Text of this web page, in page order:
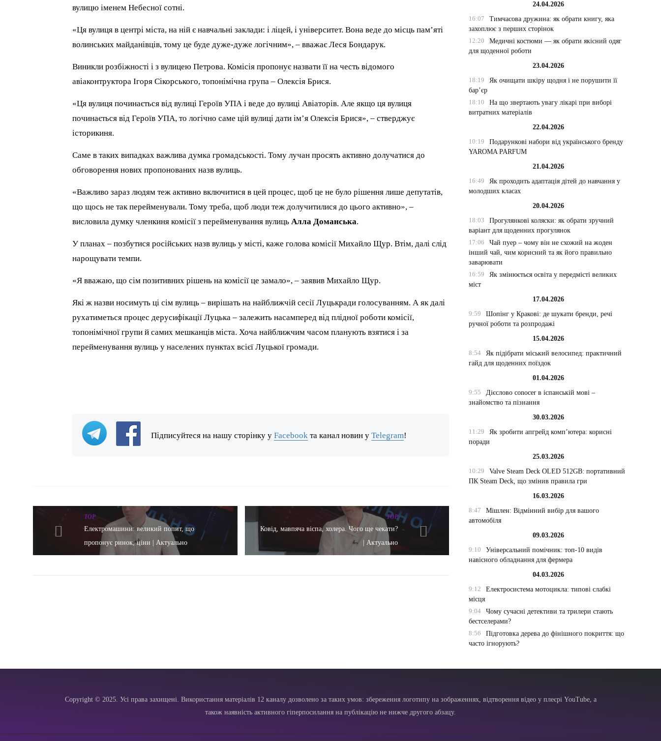
вулицю іменем Небесної сотні.
«Ця вулиця в центрі міста, на ній є навчальні заклади: і ліцей, і університет. Вона веде до місць пам’яті
волинських майданівців, тому це буде дуже-дуже логічним», – вважає Леся Бондарук.
Виникли розбіжності і з вулицею Петрова. Комісія пропонує назвати її на честь відомого
авіаконтруктора Ігоря Сікорського, топонімічна група – Олексія Брися.
«Ця вулиця починається від вулиці Героїв УПА і веде до вулиці Авіаторів. Але якщо ця вулиця
починається від Героїв УПА, то логічно саме цій вулиці дати ім’я Олексія Брися», – стверджує
історикиня.
Саме в таких випадках важлива думка громадськості. Тому лучан просять активно долучатися до
обговорення нових пропонованих назв вулиць.
«Важливо зараз людям теж активно включитися в цей процес, щоб це не було рішення лише депутатів,
що щось не так перейменували. Тому треба, щоб люди теж долучитилися до цього активно», –
висловила думку членкиня комісії з перейменування вулицьАлла Доманська.
У планах – позбутися російських назв вулиць у місті, каже голова комісії Михайло Щур. Втім, далі слід
нарощувати темпи.
«Я вважаю, що сім позитивних рішень на комісії це замало», – заявив Михайло Щур.
Які ж назви носимуть ці сім вулиць – вирішать на найближчій сесії Луцькради голосуванням. А як далі
рухатиметься процес дерусифікації Луцька – залежить насамперед від плідної роботи комісії,
топонімічної групи й самих мешканців міста. Хоча найближчим часом планують взятися і за
перейменування вулиць у населених пунктах всієї Луцької громади.
Підписуйтеся на нашу сторінку уFacebook та канал новин уTelegram!
TOP
Електромашини: великий попит, що
пропонує ринок, ціни | Актуально
TOP
Ковід, мавпяча віспа, холера. Чого ще чекати?
| Актуально
24.04.2026
16:07
Тимчасова дружина: як обрати книгу, яка
захоплює з перших сторінок
12:20
Медичні костюми — як обрати якісний одяг
для щоденної роботи
23.04.2026
18:19
Як очищати шкіру щодня і не порушити її
бар’єр
18:10
На що звертають увагу лікарі при виборі
витратних матеріалів
22.04.2026
10:19
Подарункові набори від українського бренду
YAROMA PARFUM
21.04.2026
16:49
Як проходить адаптація дітей до навчання у
молодших класах
20.04.2026
18:03
Прогулянкові коляски: як обрати зручний
варіант для щоденних прогулянок
17:06
Чай пуер – чому він не схожий на жоден
інший чай, чим корисний та як його правильно
заварювати
16:59
Як змінюється освіта у передмісті великих
міст
17.04.2026
9:59
Шопінг у Кракові: де шукати бренди, речі
ручної роботи та розпродажі
15.04.2026
8:54
Як підібрати міський велосипед: практичний
гайд для щоденних поїздок
01.04.2026
9:55
Дієслово conocer в іспанській мові –
знайомство та пізнання
30.03.2026
11:29
Як зробити апгрейд комп’ютера: корисні
поради
25.03.2026
10:29
Valve Steam Deck OLED 512GB: портативний
ПК Steam Deck, що змінив правила гри
16.03.2026
8:47
Мішлен: Відмінний вибір для вашого
автомобіля
09.03.2026
9:10
Універсальний помічник: топ-10 видів
навісного обладнання для фермера
04.03.2026
9:12
Електросистема мотоцикла: типові слабкі
місця
9:04
Чому сучасні детективи та трилери стають
бестселерами?
8:56
Підготовка дерева до фінішного покриття: що
часто ігнорують?
Copyright © 2025. Усі права захищені. Використання матеріалів 12 каналу дозволено за таких умов: збереження логотипу на зображеннях, відтворення відео у плеєрі YouTube, а
також наявність активного гіперпосилання на публікацію не нижче другого абзацу.